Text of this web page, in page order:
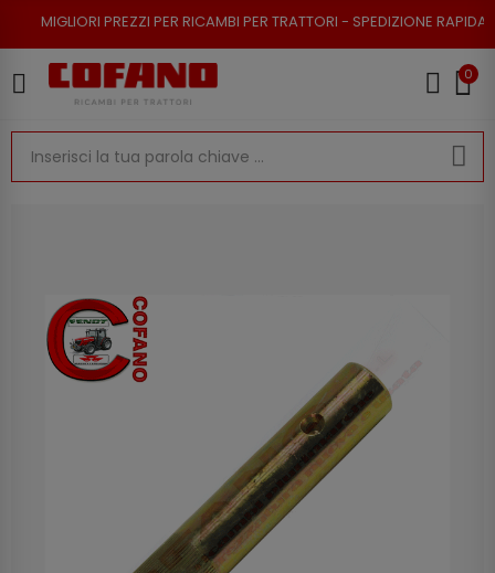
PREZZI PER RICAMBI PER TRATTORI - SPEDIZIONE RAPIDA - RESO
0